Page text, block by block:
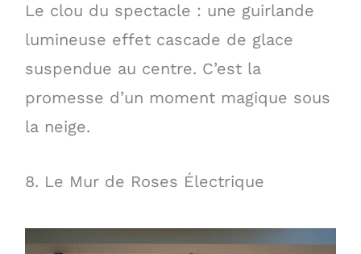
Le clou du spectacle : une guirlande
lumineuse effet cascade de glace
suspendue au centre. C’est la
promesse d’un moment magique sous
la neige.
8. Le Mur de Roses Électrique